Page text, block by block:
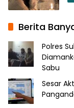
Berita
Polres
Sabu
Sesar